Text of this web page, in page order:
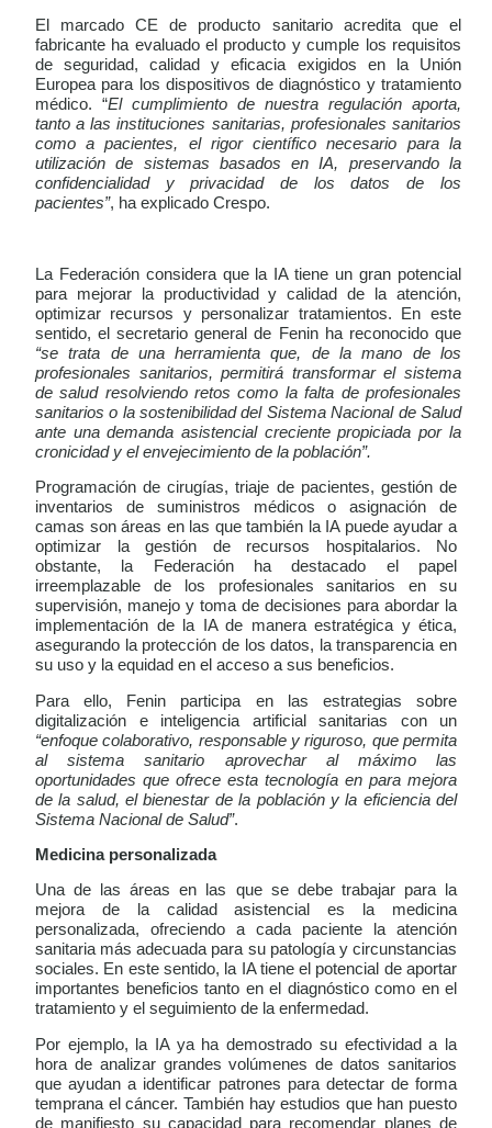
El marcado CE de producto sanitario acredita que el
fabricante ha evaluado el producto y cumple los requisitos
de seguridad, calidad y eficacia exigidos en la Unión
Europea para los dispositivos de diagnóstico y tratamiento
médico. “El cumplimiento de nuestra regulación aporta,
tanto a las instituciones sanitarias, profesionales sanitarios
como a pacientes, el rigor científico necesario para la
utilización de sistemas basados en IA, preservando la
confidencialidad y privacidad de los datos de los
pacientes”, ha explicado Crespo.
La Federación considera que la IA tiene un gran potencial
para mejorar la productividad y calidad de la atención,
optimizar recursos y personalizar tratamientos. En este
sentido, el secretario general de Fenin ha reconocido que
“se trata de una herramienta que, de la mano de los
profesionales sanitarios, permitirá transformar el sistema
de salud resolviendo retos como la falta de profesionales
sanitarios o la sostenibilidad del Sistema Nacional de Salud
ante una demanda asistencial creciente propiciada por la
cronicidad y el envejecimiento de la población”.
Programación de cirugías, triaje de pacientes, gestión de
inventarios de suministros médicos o asignación de
camas son áreas en las que también la IA puede ayudar a
optimizar la gestión de recursos hospitalarios. No
obstante, la Federación ha destacado el papel
irreemplazable de los profesionales sanitarios en su
supervisión, manejo y toma de decisiones para abordar la
implementación de la IA de manera estratégica y ética,
asegurando la protección de los datos, la transparencia en
su uso y la equidad en el acceso a sus beneficios.
Para ello, Fenin participa en las estrategias sobre
digitalización e inteligencia artificial sanitarias con un
“enfoque colaborativo, responsable y riguroso, que permita
al sistema sanitario aprovechar al máximo las
oportunidades que ofrece esta tecnología en para mejora
de la salud, el bienestar de la población y la eficiencia del
Sistema Nacional de Salud”.
Medicina personalizada
Una de las áreas en las que se debe trabajar para la
mejora de la calidad asistencial es la medicina
personalizada, ofreciendo a cada paciente la atención
sanitaria más adecuada para su patología y circunstancias
sociales. En este sentido, la IA tiene el potencial de aportar
importantes beneficios tanto en el diagnóstico como en el
tratamiento y el seguimiento de la enfermedad.
Por ejemplo, la IA ya ha demostrado su efectividad a la
hora de analizar grandes volúmenes de datos sanitarios
que ayudan a identificar patrones para detectar de forma
temprana el cáncer. También hay estudios que han puesto
de manifiesto su capacidad para recomendar planes de